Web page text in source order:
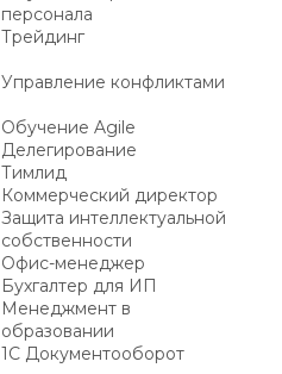
персонала
Трейдинг
Управление конфликтами
Обучение Agile
Делегирование
Тимлид
Коммерческий директор
Защита интеллектуальной
собственности
Офис-менеджер
Бухгалтер для ИП
Менеджмент в
образовании
1С Документооборот